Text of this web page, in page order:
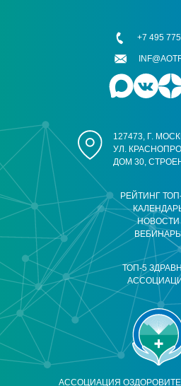
АССОЦИАЦИЯ
РЕЙТИНГ
НОВОСТИ
ТОП-5
127473, Г.
УЛ.
ДОМ 30,
+7 495